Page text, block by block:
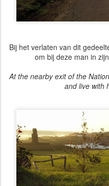
Bij het verlaten van dit
om bij deze man in
At the nearby exit of the
and live with